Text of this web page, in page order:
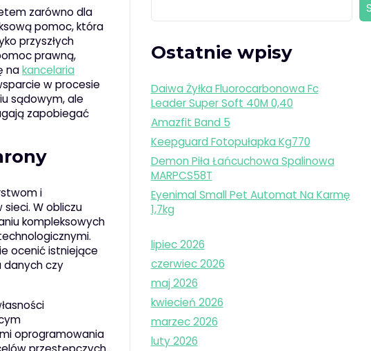
zarówno dla
pomoc, która
przyszłych
prawną,
nakancelaria
w procesie
sądowym, ale
zapobiegać
i
W obliczu
kompleksowych
ocenić istniejące
danych czy
oprogramowania
Ostatnie wpisy
Daiwa Żyłka Fluorocarbonowa Fc
Leader Super Soft 40M 0,40
Amazfit Band 5
Keepguard Fotopułapka Kg770
Demon Piła Łańcuchowa Spalinowa
MARPCS58T
Eyenimal Small Pet Automat Na Karmę
1,7kg
lipiec 2026
czerwiec 2026
maj 2026
kwiecień 2026
marzec 2026
luty 2026